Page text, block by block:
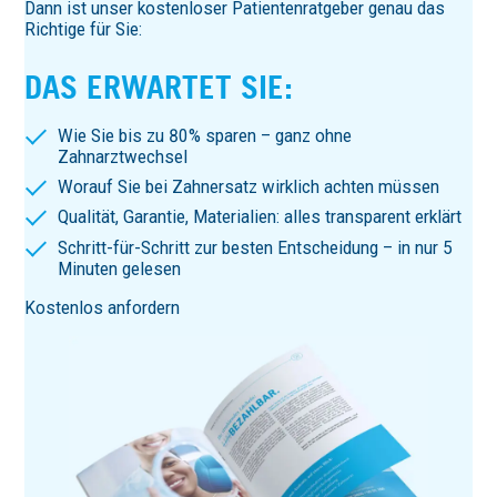
Dann ist unser kostenloser Patientenratgeber genau das
Richtige für Sie:
DAS ERWARTET SIE:
Wie Sie bis zu 80% sparen – ganz ohne
Zahnarztwechsel
Worauf Sie bei Zahnersatz wirklich achten müssen
Qualität, Garantie, Materialien: alles transparent erklärt
Schritt-für-Schritt zur besten Entscheidung – in nur 5
Minuten gelesen
Kostenlos anfordern